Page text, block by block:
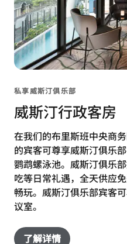
私享威斯汀俱乐部
威斯汀行政客房
在我们的布里斯班中央商
的宾客可尊享威斯汀俱乐
鹦鹉螺泳池。威斯汀俱乐
吃等日常礼遇，全天供应
畅玩。威斯汀俱乐部宾客
议室。
了解详情